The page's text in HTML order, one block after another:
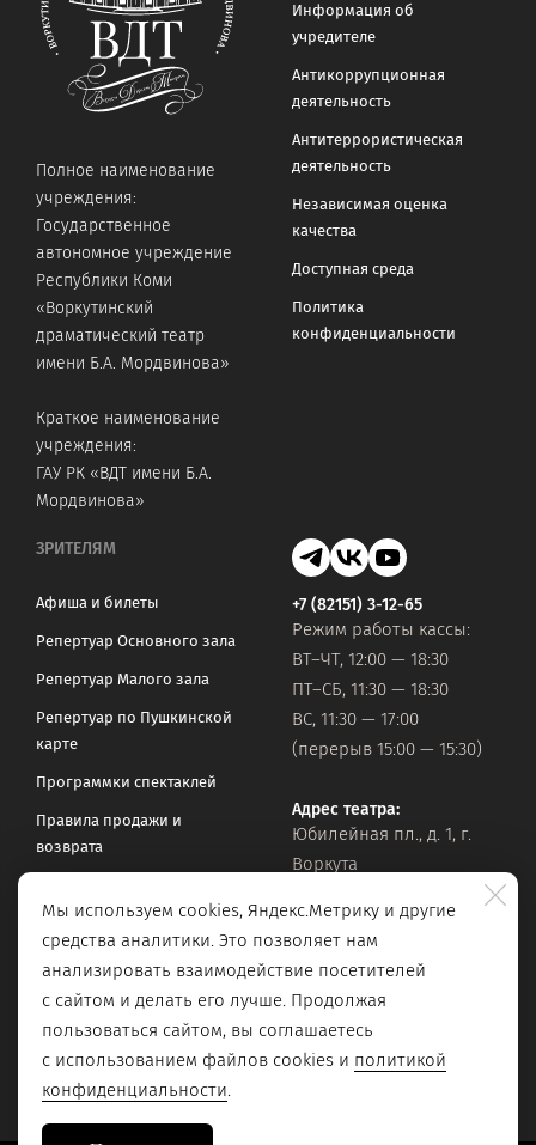
Полное наименование
учреждения:
Государственное
автономное учреждение
Республики Коми
«Воркутинский
драматический театр
имени Б.А. Мордвинова»
Краткое наименование
учреждения:
ГАУ РК «ВДТ имени Б.А.
Мордвинова»
Информация об
учредителе
Антикоррупционная
деятельность
Антитеррористическая
деятельность
Независимая оценка
качества
Доступная среда
Политика
конфиденциальности
ЗРИТЕЛЯМ
Афиша и билеты
Репертуар Основного зала
Репертуар Малого зала
Репертуар по Пушкинской
карте
Программки спектаклей
Правила продажи и
возврата
Оставить обращение
+7 (82151) 3-12-65
Режим работы кассы:
ВТ–ЧТ, 12:00 — 18:30
ПТ–СБ, 11:30 — 18:30
ВС, 11:30 — 17:00
(перерыв 15:00 — 15:30)
Адрес театра:
Юбилейная пл., д. 1, г.
Воркута
Официальная почта:
vorkteatrdr@mail.ru
Мы используем cookies, Яндекс.Метрику и другие
средства аналитики. Это позволяет нам
анализировать взаимодействие посетителей
с сайтом и делать его лучше. Продолжая
пользоваться сайтом, вы соглашаетесь
с использованием файлов cookies и политикой
конфиденциальности.